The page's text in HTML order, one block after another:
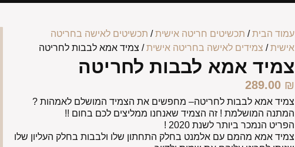
עמוד הבית/ תכשיטים חריטה אישית/ תכשיטים לאישה בחריטה
אישית/ צמידים לאישה בחריטה אישית/ צמיד אמא לבבות לחריטה
צמיד אמא לבבות לחריטה
289.00 ₪
צמיד אמא לבבות לחריטה– מחפשים את הצמיד המושלם לאמהות ?
המתנה המושלמת ! זה הצמיד שאנחנו ממליצים לכם בחום !!
הפריט הנמכר ביותר לשנת 2020 !
צמיד אמא מהמם עם אלמנט בחלק התחתון שלו ולבבות בחלק העליון שלו